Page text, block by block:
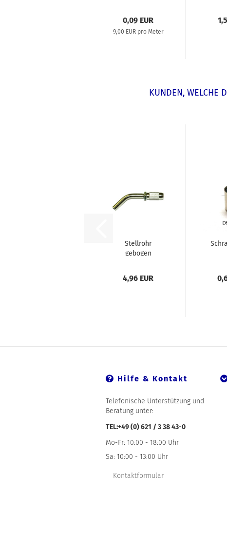
0,09 EUR
9,00 EUR pro Meter
KUNDEN, WELCHE
Stellrohr
gebogen
4,96 EUR
Hilfe & Kontakt
Telefonische Unterstützung und
Beratung unter:
TEL:+49 (0) 621 / 3 38 43-0
Mo-Fr: 10:00 - 18:00 Uhr
Sa: 10:00 - 13:00 Uhr
Kontaktformular